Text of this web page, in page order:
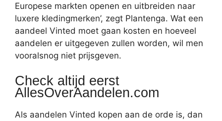
Europese markten openen en uitbreiden naar
luxere kledingmerken’, zegt Plantenga. Wat een
aandeel Vinted moet gaan kosten en hoeveel
aandelen er uitgegeven zullen worden, wil men
vooralsnog niet prijsgeven.
Check altijd eerst
AllesOverAandelen.com
Als aandelen Vinted kopen aan de orde is, dan